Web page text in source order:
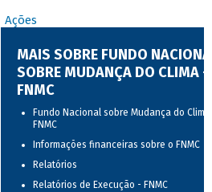
Ações
MAIS SOBRE FUNDO NACIONAL
SOBRE MUDANÇA DO CLIMA -
FNMC
Fundo Nacional sobre Mudança do Clima -
FNMC
Informações financeiras sobre o FNMC
Relatórios
Relatórios de Execução - FNMC